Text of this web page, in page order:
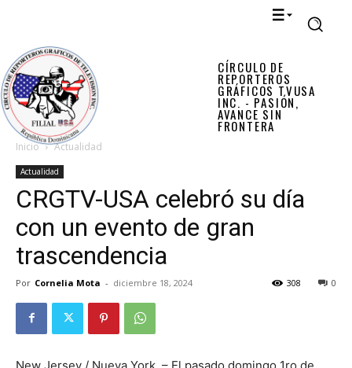
CÍRCULO DE
REPORTEROS
GRÁFICOS TVUSA
INC. - PASIÓN,
AVANCE SIN
FRONTERA
Inicio Actualidad
Actualidad
CRGTV-USA celebró su día
con un evento de gran
trascendencia
Por Cornelia Mota - diciembre 18, 2024 0
308